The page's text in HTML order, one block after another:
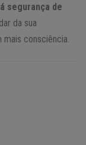
segurança de
da sua
consciência.